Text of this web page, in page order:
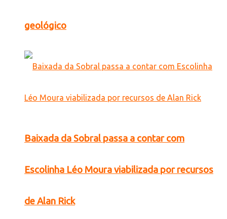
geológico
Baixada da Sobral passa a contar com
Escolinha Léo Moura viabilizada por recursos
de Alan Rick